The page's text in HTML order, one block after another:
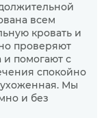
всем
кровать и
проверяют
и помогают с
спокойно
ухоженная. Мы
и без